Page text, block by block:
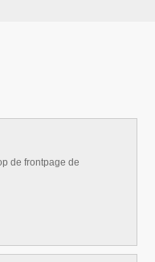
de frontpage de